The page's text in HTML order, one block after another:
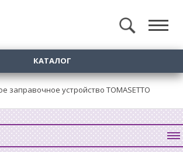
КАТАЛОГ
заправочное устройство TOMASETTO